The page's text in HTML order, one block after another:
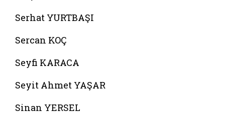
Serhat YURTBAŞI
Sercan KOÇ
Seyfi KARACA
Seyit Ahmet YAŞAR
Sinan YERSEL